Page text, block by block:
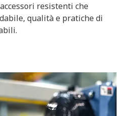
resistenti che
qualità e pratiche di